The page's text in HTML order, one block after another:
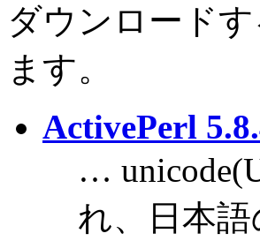
ダウンロード
ます。
ActivePerl
…
れ、日本